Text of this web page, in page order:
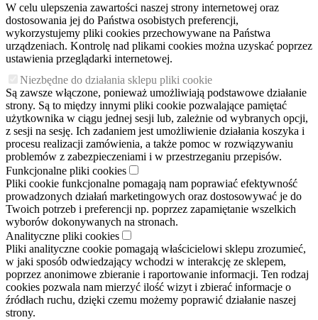
W celu ulepszenia zawartości naszej strony internetowej oraz
dostosowania jej do Państwa osobistych preferencji,
wykorzystujemy pliki cookies przechowywane na Państwa
urządzeniach. Kontrolę nad plikami cookies można uzyskać poprzez
ustawienia przeglądarki internetowej.
Niezbędne do działania sklepu pliki cookie
Są zawsze włączone, ponieważ umożliwiają podstawowe działanie
strony. Są to między innymi pliki cookie pozwalające pamiętać
użytkownika w ciągu jednej sesji lub, zależnie od wybranych opcji,
z sesji na sesję. Ich zadaniem jest umożliwienie działania koszyka i
procesu realizacji zamówienia, a także pomoc w rozwiązywaniu
problemów z zabezpieczeniami i w przestrzeganiu przepisów.
Funkcjonalne pliki cookies
Pliki cookie funkcjonalne pomagają nam poprawiać efektywność
prowadzonych działań marketingowych oraz dostosowywać je do
Twoich potrzeb i preferencji np. poprzez zapamiętanie wszelkich
wyborów dokonywanych na stronach.
Analityczne pliki cookies
Pliki analityczne cookie pomagają właścicielowi sklepu zrozumieć,
w jaki sposób odwiedzający wchodzi w interakcję ze sklepem,
poprzez anonimowe zbieranie i raportowanie informacji. Ten rodzaj
cookies pozwala nam mierzyć ilość wizyt i zbierać informacje o
źródłach ruchu, dzięki czemu możemy poprawić działanie naszej
strony.